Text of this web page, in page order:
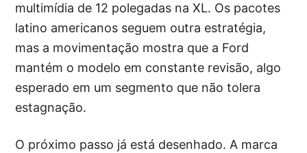
multimídia de 12 polegadas na XL. Os pacotes
latino americanos seguem outra estratégia,
mas a movimentação mostra que a Ford
mantém o modelo em constante revisão, algo
esperado em um segmento que não tolera
estagnação.
O próximo passo já está desenhado. A marca